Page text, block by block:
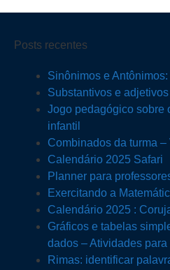
Posts recentes
Sinônimos e
Substantivos e
Jogo pedagógico sobre
infantil
Combinados da turma
Calendário 2025 Safari
Planner para
Exercitando a
Calendário 2025 :
Gráficos e tabelas
dados – Atividades para
Rimas: identificar